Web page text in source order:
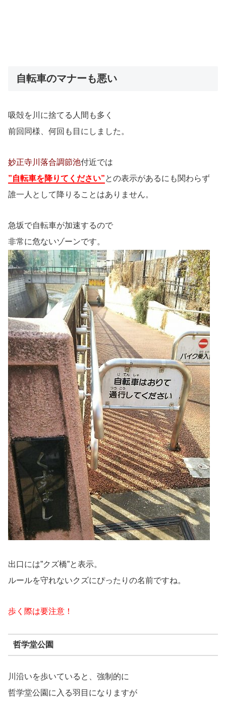
自転車のマナーも悪い
吸殻を川に捨てる人間も多く
前回同様、何回も目にしました。
妙正寺川落合調節池付近では
”自転車を降りてください”との表示があるにも関わらず
誰一人として降りることはありません。
急坂で自転車が加速するので
非常に危ないゾーンです。
出口には”クズ橋”と表示。
ルールを守れないクズにぴったりの名前ですね。
歩く際は要注意！
哲学堂公園
川沿いを歩いていると、強制的に
哲学堂公園に入る羽目になりますが